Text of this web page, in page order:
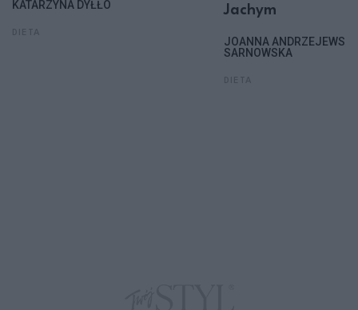
KATARZYNA DYŁŁO
Jachym
JOANNA
SARNOWSKA